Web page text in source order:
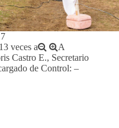
13 veces a
A
Castro E., Secretario
de Control: –